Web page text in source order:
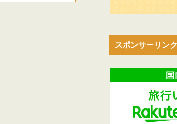
スポンサーリンク